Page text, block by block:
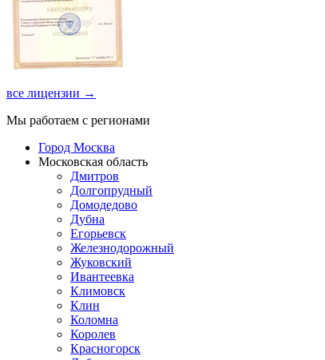
все лицензии →
Мы работаем с регионами
Город Москва
Московская область
Дмитров
Долгопрудный
Домодедово
Дубна
Егорьевск
Железнодорожный
Жуковский
Ивантеевка
Климовск
Клин
Коломна
Королев
Красногорск